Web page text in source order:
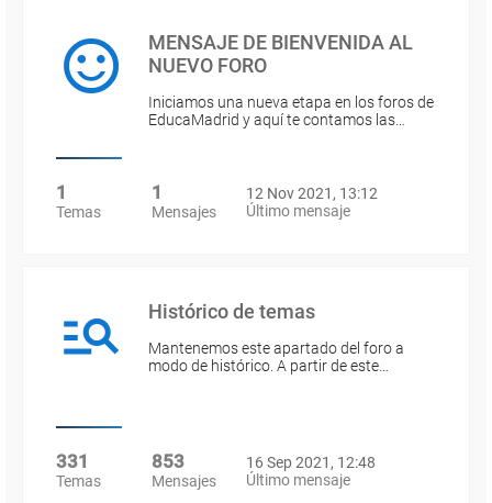
MENSAJE DE BIENVENIDA AL
NUEVO FORO
Iniciamos una nueva etapa en los foros de
EducaMadrid y aquí te contamos las…
1
Temas
1
Mensajes
12 Nov 2021, 13:12
Último mensaje
Histórico de temas
Mantenemos este apartado del foro a
modo de histórico. A partir de este…
331
Temas
853
Mensajes
16 Sep 2021, 12:48
Último mensaje